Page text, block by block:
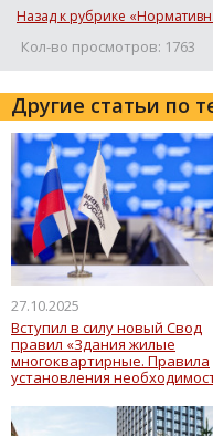
Назад к рубрике
Кол-во просмотров: 1763
Другие статьи по
27.10.2025
Вступил в силу новый Свод
правил «Здания жилые
многоквартирные. Правила
установления